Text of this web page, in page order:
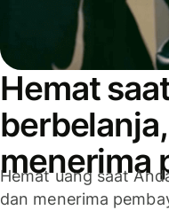
Hemat
menerima
Hemat uang saat
dan menerima